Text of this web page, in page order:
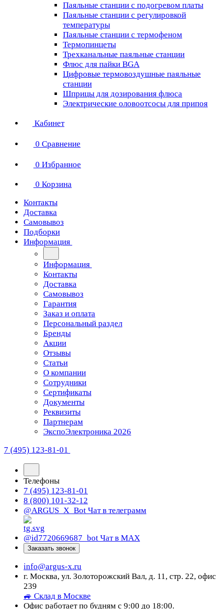
Паяльные станции с подогревом платы
Паяльные станции с регулировкой
температуры
Паяльные станции с термофеном
Термопинцеты
Трехканальные паяльные станции
Флюс для пайки BGA
Цифровые термовоздушные паяльные
станции
Шприцы для дозирования флюса
Электрические оловоотсосы для припоя
Кабинет
0 Сравнение
0 Избранное
0 Корзина
Контакты
Доставка
Самовывоз
Подборки
Информация
Информация
Контакты
Доставка
Самовывоз
Гарантия
Заказ и оплата
Персональный раздел
Бренды
Акции
Отзывы
Статьи
О компании
Сотрудники
Сертификаты
Документы
Реквизиты
Партнерам
ЭкспоЭлектроника 2026
7 (495) 123-81-01
Телефоны
7 (495) 123-81-01
8 (800) 101-32-12
@ARGUS_X_Bot Чат в телеграмм
@id7720669687_bot Чат в МАХ
Заказать звонок
info@argus-x.ru
г. Москва, ул. Золоторожский Вал, д. 11, стр. 22, офис
239
🚙 Склад в Москве
Офис работает по будням с 9:00 до 18:00.